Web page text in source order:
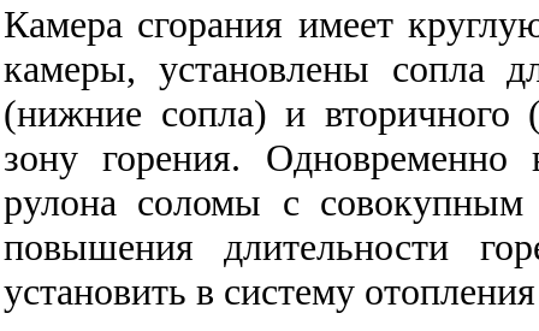
Камера сгорания имеет
камеры, установлены сопла
(нижние сопла) и вторичного
зону горения.
рулона соломы с
повышения длительности
установить в систему